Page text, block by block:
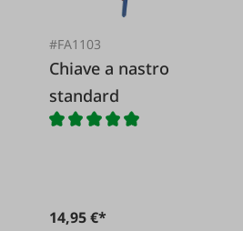
#FA1103
Chiave a nastro
standard
14,95 €*